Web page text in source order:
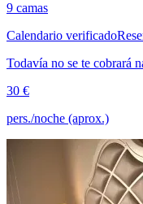
9 camas
Calendario verificado
Todavía no se te cobrará
30 €
pers./noche (aprox.)